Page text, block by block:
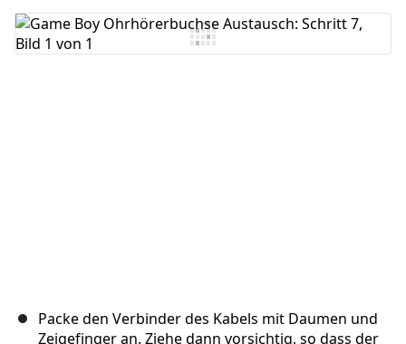
Kommentar hinzufügen
Packe den Verbinder des Kabels mit Daumen und
Zeigefinger an. Ziehe dann vorsichtig, so dass der